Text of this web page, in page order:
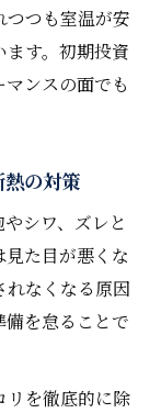
つつも室温が安
す。初期投資
ンスの面でも
熱の対策
シワ、ズレと
た目が悪くな
れなくなる原因
備を怠ることで
リを徹底的に除